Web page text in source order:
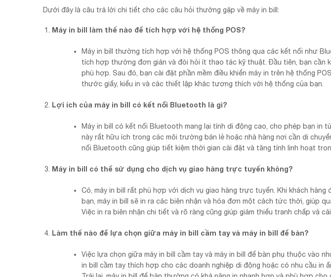
Dưới đây là câu trả lời chi tiết cho các câu hỏi thường gặp về máy in bill:
Máy in bill làm thế nào để tích hợp với hệ thống POS?
Máy in bill thường tích hợp với hệ thống POS thông qua các kết nối như
tích hợp thường đơn giản và đòi hỏi ít thao tác kỹ thuật. Đầu tiên, bạn cần
phù hợp. Sau đó, bạn cài đặt phần mềm điều khiển máy in trên hệ thống
thước giấy, kiểu in và các thiết lập khác tương thích với hệ thống của bạn.
Lợi ích của máy in bill có kết nối Bluetooth là gì?
Máy in bill có kết nối Bluetooth mang lại tính di động cao, cho phép bạn in
này rất hữu ích trong các môi trường bán lẻ hoặc nhà hàng nơi cần di
nối Bluetooth cũng giúp tiết kiệm thời gian cài đặt và tăng tính linh hoạt
Máy in bill có thể sử dụng cho dịch vụ giao hàng trực tuyến không?
Có, máy in bill rất phù hợp với dịch vụ giao hàng trực tuyến. Khi khách
bạn, máy in bill sẽ in ra các biên nhận và hóa đơn một cách tức thời, giúp
Việc in ra biên nhận chi tiết và rõ ràng cũng giúp giảm thiểu tranh chấp và
Làm thế nào để lựa chọn giữa máy in bill cầm tay và máy in bill để bàn?
Việc lựa chọn giữa máy in bill cầm tay và máy in bill để bàn phụ thuộc vào
in bill cầm tay thích hợp cho các doanh nghiệp di động hoặc có nhu cầu in